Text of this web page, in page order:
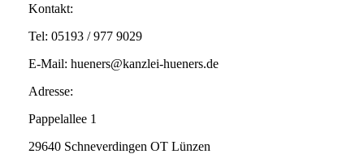
Kontakt:
Tel: 05193 / 977 9029
E-Mail: hueners@kanzlei-hueners.de
Adresse:
Pappelallee 1
29640 Schneverdingen OT Lünzen